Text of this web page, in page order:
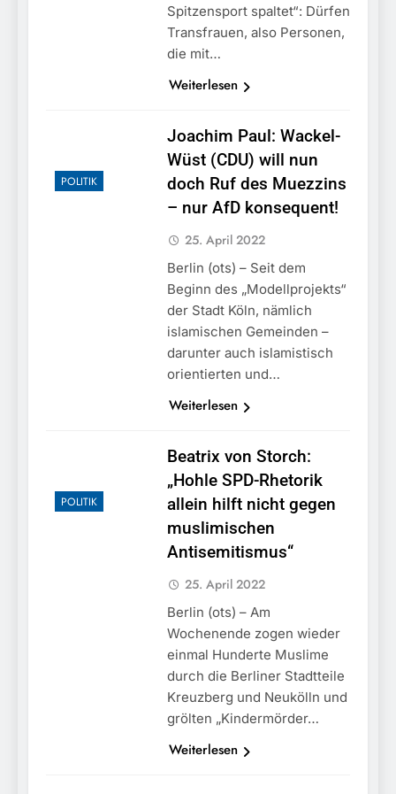
Spitzensport spaltet“: Dürfen
Transfrauen, also Personen,
die mit…
Weiterlesen
POLITIK
Joachim Paul: Wackel-
Wüst (CDU) will nun
doch Ruf des Muezzins
– nur AfD konsequent!
25. April 2022
Berlin (ots) – Seit dem
Beginn des „Modellprojekts“
der Stadt Köln, nämlich
islamischen Gemeinden –
darunter auch islamistisch
orientierten und…
Weiterlesen
POLITIK
Beatrix von Storch:
„Hohle SPD-Rhetorik
allein hilft nicht gegen
muslimischen
Antisemitismus“
25. April 2022
Berlin (ots) – Am
Wochenende zogen wieder
einmal Hunderte Muslime
durch die Berliner Stadtteile
Kreuzberg und Neukölln und
grölten „Kindermörder…
Weiterlesen